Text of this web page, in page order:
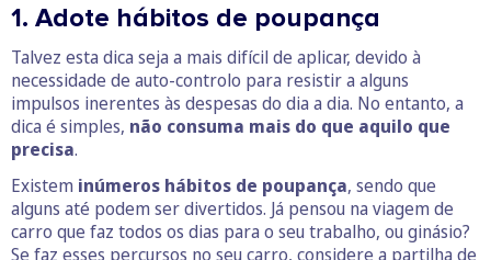
1. Adote hábitos de poupança
Talvez esta dica seja a mais difícil de aplicar, devido à
necessidade de auto-controlo para resistir a alguns
impulsos inerentes às despesas do dia a dia. No entanto, a
dica é simples, não consuma mais do que aquilo que
precisa.
Existem inúmeros hábitos de poupança, sendo que
alguns até podem ser divertidos. Já pensou na viagem de
carro que faz todos os dias para o seu trabalho, ou ginásio?
Se faz esses percursos no seu carro, considere a partilha de